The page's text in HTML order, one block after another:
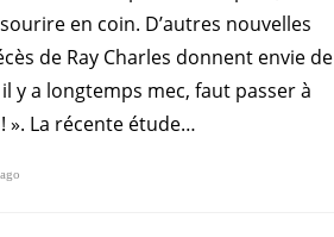
en coin. D’autres nouvelles
de Ray Charles donnent envie de
il y a longtemps mec, faut passer à
». La récente étude…